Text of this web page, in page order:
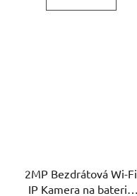
2MP Bezdrátová Wi-Fi
IP Kamera na baterie